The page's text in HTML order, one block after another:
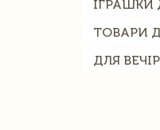
ІГРАШКИ
ТОВАРИ
ДЛЯ